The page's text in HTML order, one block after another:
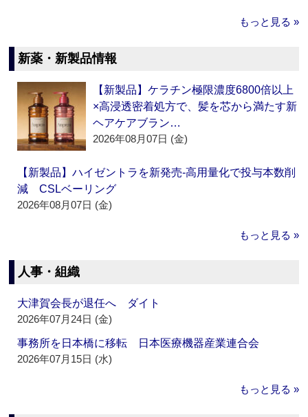
もっと見る »
新薬・新製品情報
【新製品】ケラチン極限濃度6800倍以上
×高浸透密着処方で、髪を芯から満たす新
ヘアケアブラン…
2026年08月07日 (金)
【新製品】ハイゼントラを新発売‐高用量化で投与本数削
減 CSLベーリング
2026年08月07日 (金)
もっと見る »
人事・組織
大津賀会長が退任へ ダイト
2026年07月24日 (金)
事務所を日本橋に移転 日本医療機器産業連合会
2026年07月15日 (水)
もっと見る »